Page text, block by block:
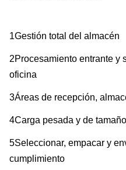
1Gestión total del almacén
2Procesamiento entrante y
oficina
3Áreas de recepción,
4Carga pesada y de
5Seleccionar, empacar y
cumplimiento